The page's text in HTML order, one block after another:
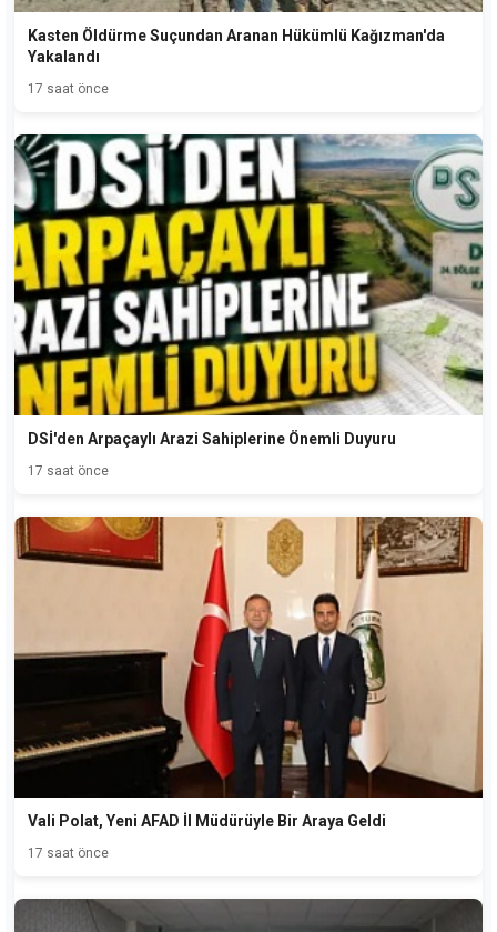
Kasten Öldürme Suçundan Aranan Hükümlü Kağızman'da
Yakalandı
17 saat önce
DSİ'den Arpaçaylı Arazi Sahiplerine Önemli Duyuru
17 saat önce
Vali Polat, Yeni AFAD İl Müdürüyle Bir Araya Geldi
17 saat önce